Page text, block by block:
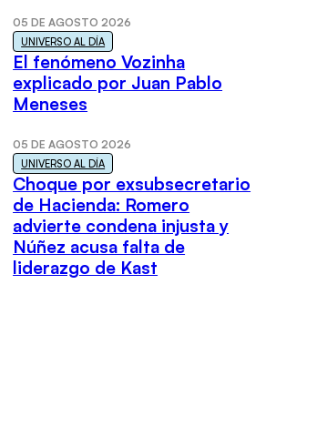
05 DE AGOSTO 2026
UNIVERSO AL DÍA
El fenómeno Vozinha
explicado por Juan Pablo
Meneses
05 DE AGOSTO 2026
UNIVERSO AL DÍA
Choque por exsubsecretario
de Hacienda: Romero
advierte condena injusta y
Núñez acusa falta de
liderazgo de Kast